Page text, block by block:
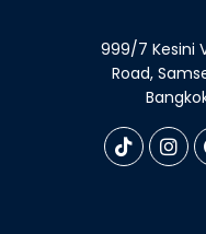
999/7 Kesini
Road,